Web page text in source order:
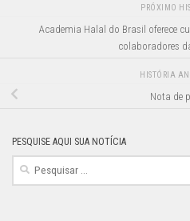
PRÓXIMO
Academia Halal do Brasil oferece
colaboradores
HISTÓRIA
Nota de
PESQUISE AQUI SUA NOTÍCIA
Pesquisar